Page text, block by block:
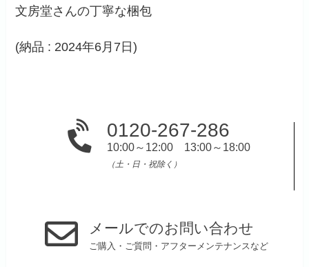
文房堂さんの丁寧な梱包
(納品 : 2024年6月7日)
0120-267-286
10:00～12:00 13:00～18:00
（土・日・祝除く）
メールでのお問い合わせ
ご購入・ご質問・アフターメンテナンスなど